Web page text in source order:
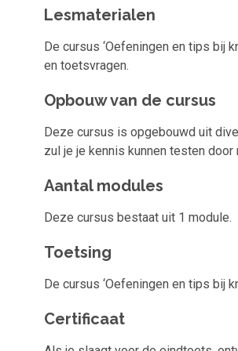
Lesmaterialen
De cursus ‘Oefeningen en tips bij
en toetsvragen.
Opbouw van de cursus
Deze cursus is opgebouwd uit
zul je je kennis kunnen testen
Aantal modules
Deze cursus bestaat uit 1 module.
Toetsing
De cursus ‘Oefeningen en tips bij
Certificaat